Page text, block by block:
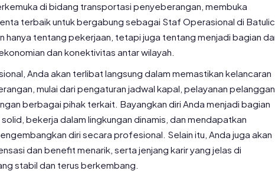
di bidang transportasi penyeberangan, membuka
terbaik untuk bergabung sebagai Staf Operasional di
hanya tentang pekerjaan, tetapi juga tentang menjadi bagian
dan konektivitas antar wilayah.
Anda akan terlibat langsung dalam memastikan kelancaran
mulai dari pengaturan jadwal kapal, pelayanan pelanggan,
berbagai pihak terkait. Bayangkan diri Anda menjadi bagian
bekerja dalam lingkungan dinamis, dan mendapatkan
diri secara profesional. Selain itu, Anda juga akan
dan benefit menarik, serta jenjang karir yang jelas di
stabil dan terus berkembang.